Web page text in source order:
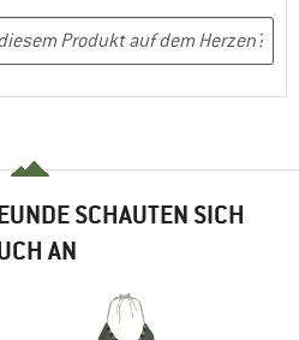
SCHAUTEN SICH
AN